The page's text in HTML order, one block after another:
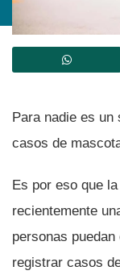
Para nadie es
casos de
Es por eso que la
recientemente
personas
registrar casos